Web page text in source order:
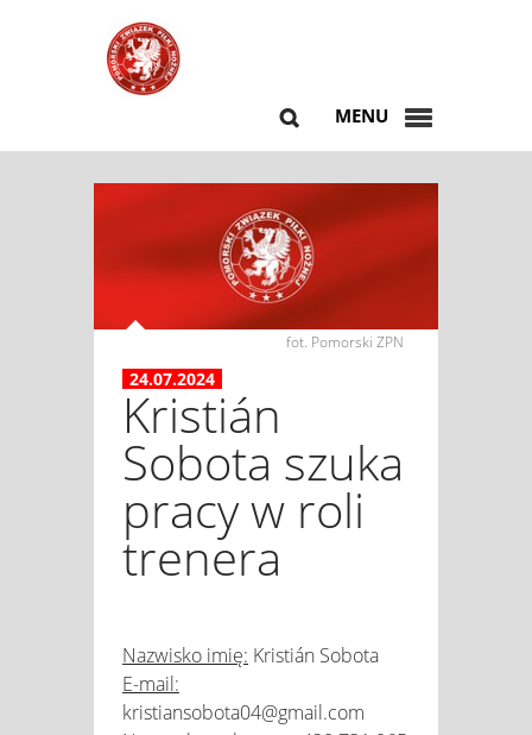
MENU
fot. Pomorski ZPN
24.07.2024
Kristián
Sobota szuka
pracy w roli
trenera
Nazwisko imię: Kristián Sobota
E-mail:
kristiansobota04@gmail.com